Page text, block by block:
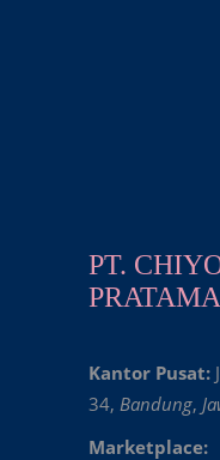
PT.
PRATAMA
Kantor Pusat:
34, Bandung,
Marketplace: